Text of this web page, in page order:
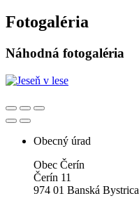
Fotogaléria
Náhodná fotogaléria
Obecný úrad
Obec Čerín
Čerín 11
974 01 Banská Bystrica